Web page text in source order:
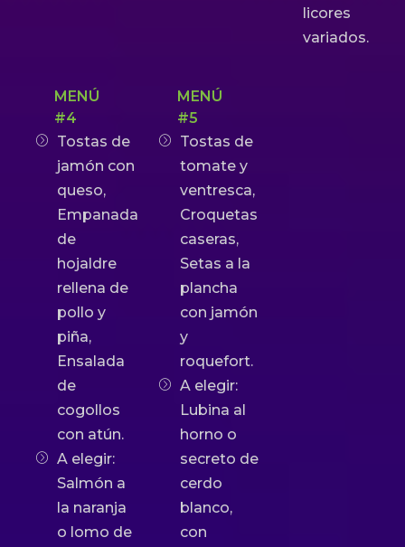
licores
variados.
MENÚ
#4
Tostas de
jamón con
queso,
Empanada
de
hojaldre
rellena de
pollo y
piña,
Ensalada
de
cogollos
con atún.
A elegir:
Salmón a
la naranja
o lomo de
MENÚ
#5
Tostas de
tomate y
ventresca,
Croquetas
caseras,
Setas a la
plancha
con jamón
y
roquefort.
A elegir:
Lubina al
horno o
secreto de
cerdo
blanco,
con